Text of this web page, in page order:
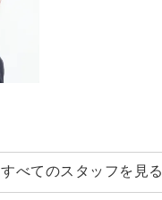
すべてのスタッフを見る